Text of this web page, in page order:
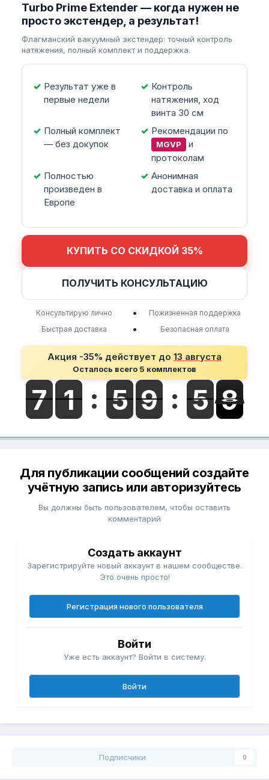
Turbo Prime Extender — когда нужен не
просто экстендер, а результат!
Флагманский вакуумный экстендер: точный контроль
натяжения, полный комплект и поддержка.
Результат уже в
первые недели
Контроль
натяжения, ход
винта 30 см
Полный комплект
— без докупок
Рекомендации по
MGVP
и
протоколам
Полностью
произведен в
Европе
Анонимная
доставка и оплата
КУПИТЬ СО СКИДКОЙ 35%
ПОЛУЧИТЬ КОНСУЛЬТАЦИЮ
Консультирую лично •
Пожизненная поддержка
Быстрая доставка
• Безопасная оплата
Акция -35% действует до 13 августа
Осталось всего 5 комплектов
Для публикации сообщений создайте
учётную запись или авторизуйтесь
Вы должны быть пользователем, чтобы оставить
комментарий
Создать аккаунт
Зарегистрируйте новый аккаунт в нашем сообществе.
Это очень просто!
Регистрация нового пользователя
Войти
Уже есть аккаунт? Войти в систему.
Войти
Подписчики 0